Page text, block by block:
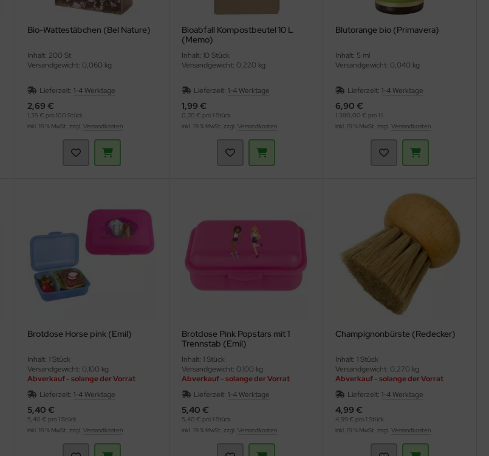
Bio-Wattestäbchen (Bel Nature)
Inhalt: 200 St
Versandgewicht: 0,060 kg
Lieferzeit:1-4 Werktage
2,69 €
1,35 € pro 100 Stück
inkl. 19 % MwSt. zzgl.Versandkosten
Bioabfall Kompostbeutel 10 L
(Memo)
Inhalt: 10 Stück
Versandgewicht: 0,220 kg
Lieferzeit: 1-4 Werktage
1,99 €
0,20 € pro 1 Stück
inkl. 19 % MwSt. zzgl. Versandkosten
Blutorange bio (Primavera)
Inhalt: 5 ml
Versandgewicht: 0,040 kg
Lieferzeit: 1-4 Werktage
6,90 €
1.380,00 € pro 1 l
inkl. 19 % MwSt. zzgl. Versandkosten
Brotdose Horse pink (Emil)
Inhalt: 1 Stück
Versandgewicht: 0,100 kg
Abverkauf - solange der Vorrat
reicht
Lieferzeit:1-4 Werktage
5,40 €
5,40 € pro 1 Stück
inkl. 19 % MwSt. zzgl.Versandkosten
Brotdose Pink Popstars mit 1
Trennstab (Emil)
Inhalt: 1 Stück
Versandgewicht: 0,100 kg
Abverkauf - solange der Vorrat
reicht
Lieferzeit: 1-4 Werktage
5,40 €
5,40 € pro 1 Stück
inkl. 19 % MwSt. zzgl. Versandkosten
Champignonbürste (Redecker)
Inhalt: 1 Stück
Versandgewicht: 0,270 kg
Abverkauf - solange der Vorrat
reicht
Lieferzeit: 1-4 Werktage
4,99 €
4,99 € pro 1 Stück
inkl. 19 % MwSt. zzgl. Versandkosten